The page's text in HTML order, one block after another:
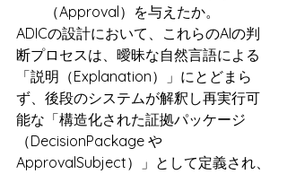
（Approval）を与えたか。
ADICの設計において、これらのAIの判
断プロセスは、曖昧な自然言語による
「説明（Explanation）」にとどまら
ず、後段のシステムが解釈し再実行可
能な「構造化された証拠パッケージ
（DecisionPackage や
ApprovalSubject）」として定義され、